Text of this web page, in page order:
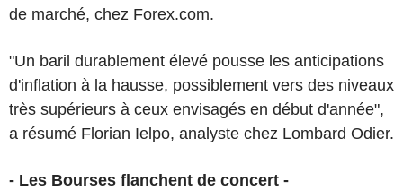
de marché, chez Forex.com.
"Un baril durablement élevé pousse les anticipations
d'inflation à la hausse, possiblement vers des niveaux
très supérieurs à ceux envisagés en début d'année",
a résumé Florian Ielpo, analyste chez Lombard Odier.
- Les Bourses flanchent de concert -